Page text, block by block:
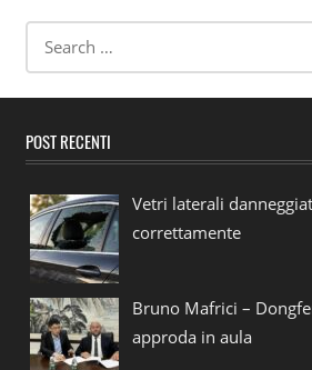
POST RECENTI
Vetri laterali
correttamente
Bruno Mafrici –
approda in aula